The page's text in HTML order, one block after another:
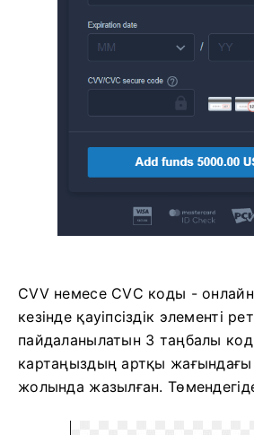
CVV немесе СVС коды -
кезінде қауіпсіздік элементі
пайдаланылатын 3 таңбалы
картаңыздың артқы жағындағы
жолында жазылған.